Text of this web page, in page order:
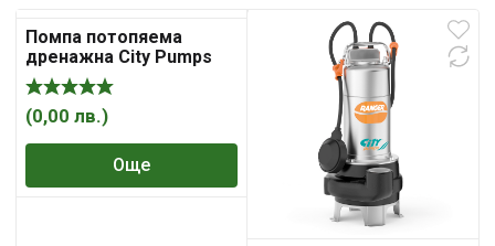
Помпа потопяема
дренажна City Pumps
PATROL 30/70
(0,00 лв.)
Още